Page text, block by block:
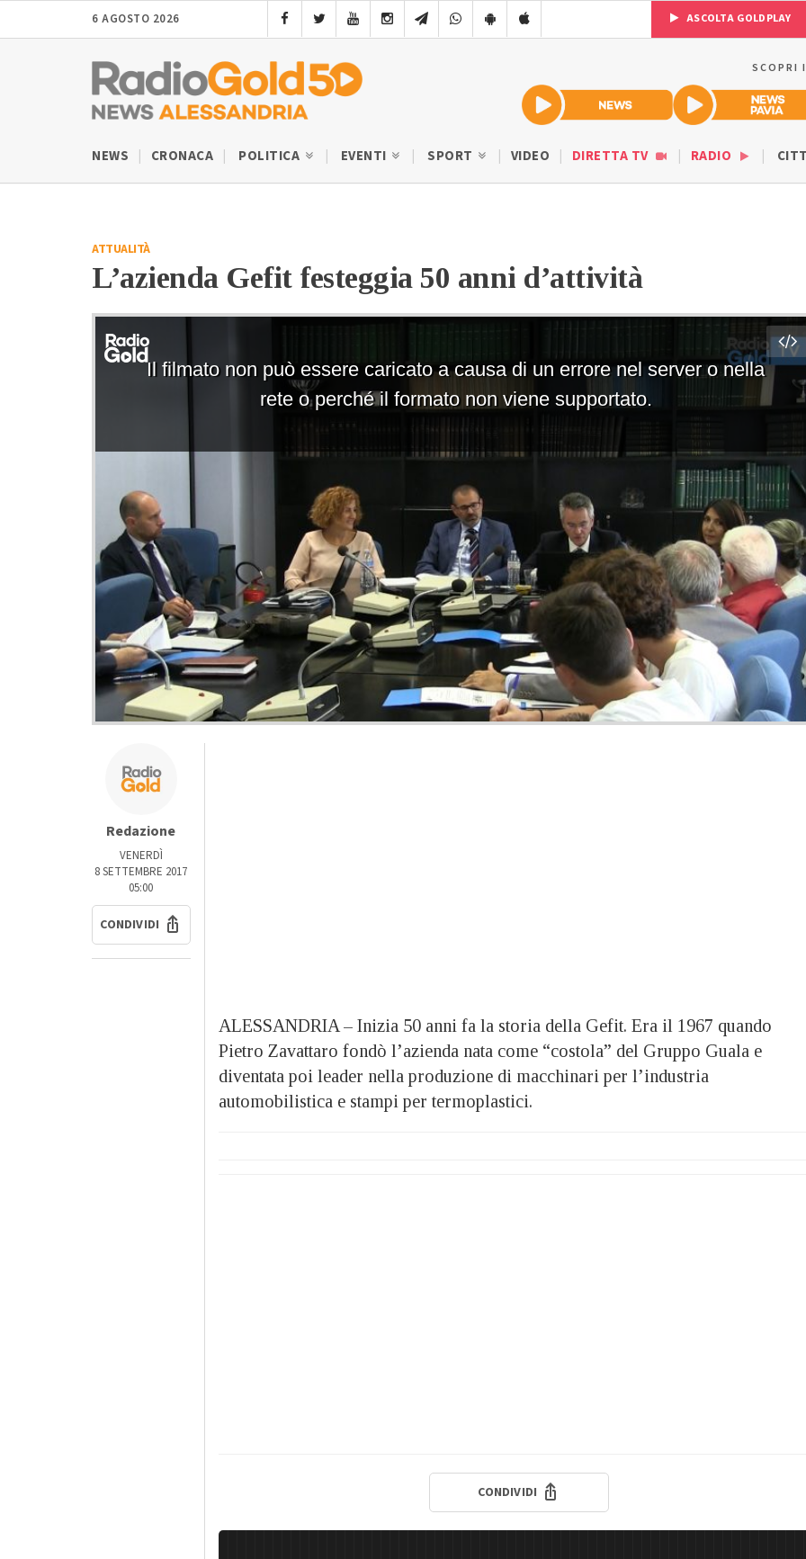
6 AGOSTO 2026 ASCOLTA GOLDPLAY
SCOPRI
NEWS CRONACA POLITICA EVENTI SPORT VIDEO DIRETTA TV RADIO
ATTUALITÀ
L’azienda Gefit festeggia 50 anni d’attività
Redazione
VENERDÌ
8 SETTEMBRE 2017
05:00
CONDIVIDI
ALESSANDRIA – Inizia 50 anni fa la storia della Gefit. Era il 1967 quando
Pietro Zavattaro fondò l’azienda nata come “costola” del Gruppo Guala e
diventata poi leader nella produzione di macchinari per l’industria
automobilistica e stampi per termoplastici.
CONDIVIDI